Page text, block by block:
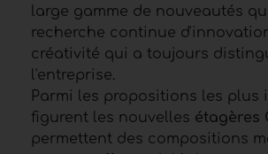
large gamme de nouveautés
recherche continue
créativité qui a toujours
l'entreprise.
Parmi les propositions les plus
figurent les nouvelles étagères
permettent des compositions